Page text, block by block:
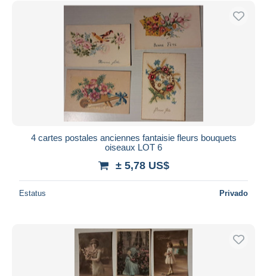
4 cartes postales anciennes fantaisie fleurs bouquets
oiseaux LOT 6
± 5,78 US$
Estatus Privado